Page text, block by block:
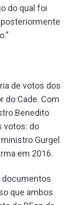
do qual foi
de votos dos
do Cade. Com
Benedito
votos: do
Gurgel
em 2016.
documentos
que ambos